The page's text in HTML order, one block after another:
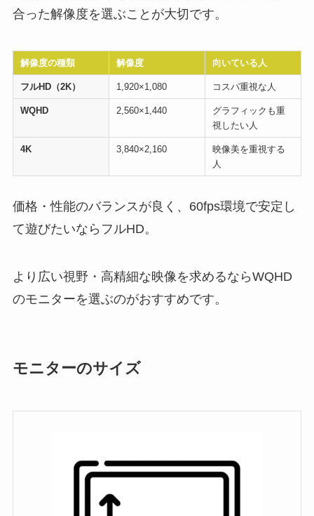
合った解像度を選ぶことが大切です。
解像度の種類 解像度 向いている人
フルHD（2K） 1,920×1,080 コスパ重視な人
WQHD 2,560×1,440
グラフィックも重
視したい人
4K 3,840×2,160
映像美を重視する
人
価格・性能のバランスが良く、60fps環境で安定し
て遊びたいならフルHD。
より広い視野・高精細な映像を求めるならWQHD
のモニターを選ぶのがおすすめです。
モニターのサイズ